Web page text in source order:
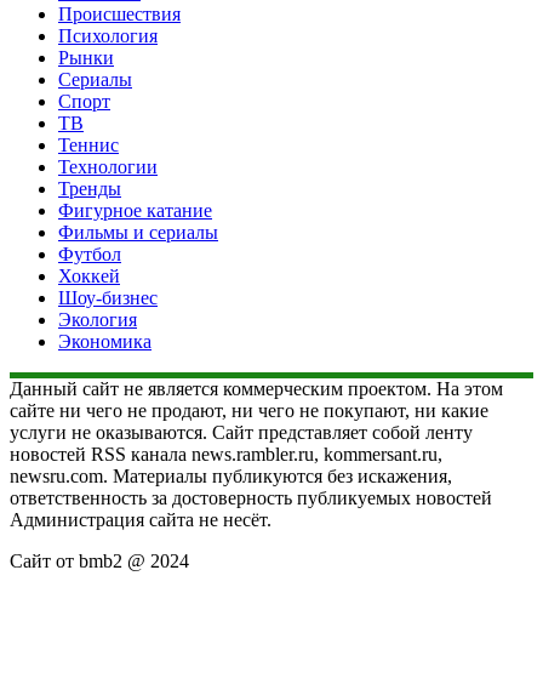
Происшествия
Психология
Рынки
Сериалы
Спорт
ТВ
Теннис
Технологии
Тренды
Фигурное катание
Фильмы и сериалы
Футбол
Хоккей
Шоу-бизнес
Экология
Экономика
Данный сайт не является коммерческим проектом. На этом
сайте ни чего не продают, ни чего не покупают, ни какие
услуги не оказываются. Сайт представляет собой ленту
новостей RSS канала news.rambler.ru, kommersant.ru,
newsru.com. Материалы публикуются без искажения,
ответственность за достоверность публикуемых новостей
Администрация сайта не несёт.
Сайт от bmb2 @ 2024